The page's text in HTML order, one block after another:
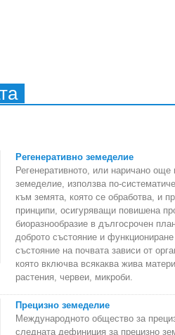
Регенеративно земеделие
Регенеративното, или наричано още
земеделие, използва по-
към земята, която се обработва, и
принципи, осигуряващи повишена
биоразнообразие в дългосрочен
доброто състояние и
състояние на почвата зависи от
която включва всякаква жива
растения, червеи, микроби.
Прецизно земеделие
Международното общество за
следната дефиниция за прецизно